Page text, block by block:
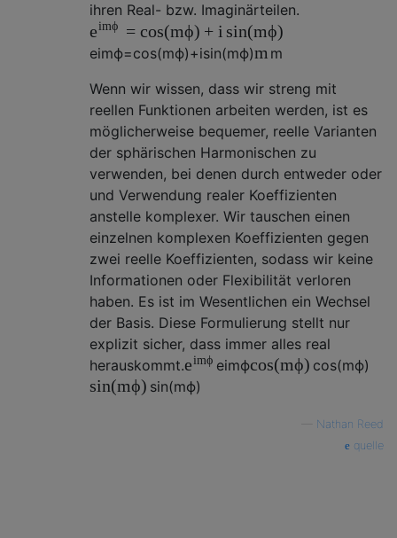
ihren Real- bzw. Imaginärteilen.
eimϕ = cos(mϕ) + i sin(mϕ)
eimϕ=cos(mϕ)+isin(mϕ)m m
Wenn wir wissen, dass wir streng mit
reellen Funktionen arbeiten werden, ist es
möglicherweise bequemer, reelle Varianten
der sphärischen Harmonischen zu
verwenden, bei denen durch entweder oder
und Verwendung realer Koeffizienten
anstelle komplexer. Wir tauschen einen
einzelnen komplexen Koeffizienten gegen
zwei reelle Koeffizienten, sodass wir keine
Informationen oder Flexibilität verloren
haben. Es ist im Wesentlichen ein Wechsel
der Basis. Diese Formulierung stellt nur
explizit sicher, dass immer alles real
herauskommt.e imϕ eimϕcos(mϕ) cos(mϕ)
sin(mϕ) sin(mϕ)
Nathan Reed
quelle